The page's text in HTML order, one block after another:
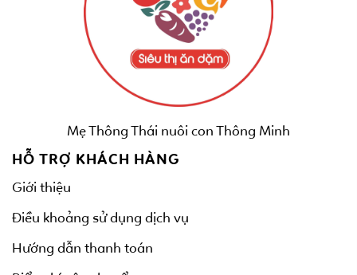
Mẹ Thông Thái nuôi con Thông Minh
HỖ TRỢ KHÁCH HÀNG
Giới thiệu
Điều khoảng sử dụng dịch vụ
Hướng dẫn thanh toán